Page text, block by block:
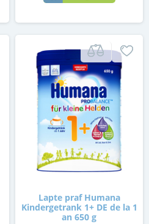
Lapte praf Humana
Kindergetrank 1+ DE de la 1
an 650 g